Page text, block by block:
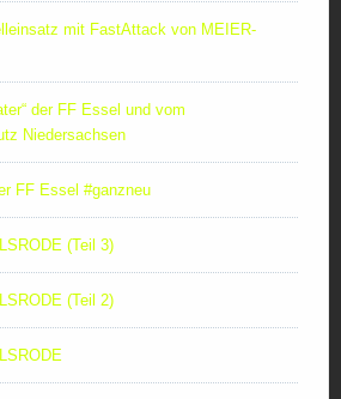
mit FastAttack von MEIER-
der FF Essel und vom
Niedersachsen
FF Essel #ganzneu
(Teil 3)
(Teil 2)